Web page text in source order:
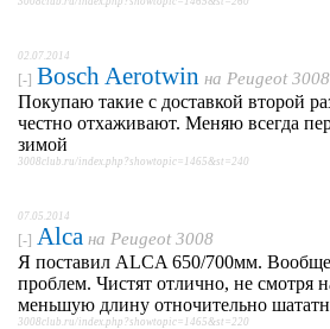
02.07.2014
[-] Bosch Aerotwin на Peugeot 3008
Покупаю такие с доставкой второй
честно отхаживают. Меняю всегда
зимой
3008club.ru/index.php?showtopic=1465&st=240
07.05.2014
[-] Alca на Peugeot 3008
Я поставил ALCA 650/700мм. Вообще
проблем. Чистят отлично, не смотря
меньшую длину отночительно
3008club.ru/index.php?showtopic=1465&st=220